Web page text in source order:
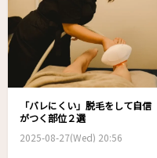
「バレにくい」脱毛をして自信
がつく部位２選
2025-08-27(Wed) 20:56